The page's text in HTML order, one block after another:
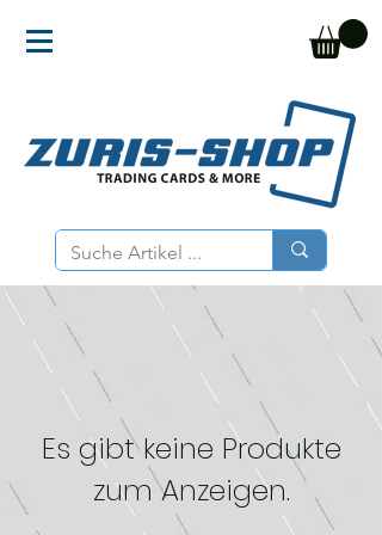
Es gibt keine Produkte
zum Anzeigen.